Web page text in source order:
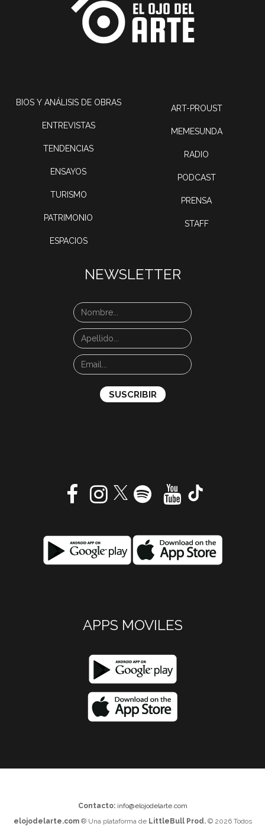
BIOS Y ANÁLISIS DE OBRAS
ENTREVISTAS
TENDENCIAS
ENSAYOS
TURISMO
PATRIMONIO
ESPACIOS
ART-PROUST
MEMESUNDA
RADIO
PODCAST
PRENSA
STAFF
NEWSLETTER
APPS MOVILES
Contacto: info@elojodelarte.com
elojodelarte.com® Una plataforma de LittleBull Prod.© 2026 Todos